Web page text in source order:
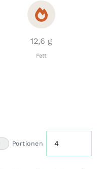
12,6 g
Fett
Portionen